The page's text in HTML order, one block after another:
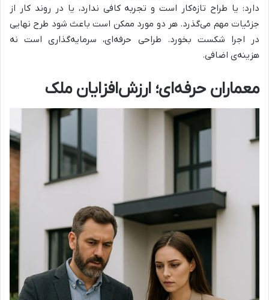
دارد: یا طراح تازه‌کار است و تجربه کافی ندارد، یا در روند کار از
جزئیات مهم می‌گذرد. هر دو مورد ممکن است باعث شود طرح نهایی
در اجرا شکست بخورد. طراحی حرفه‌ای، سرمایه‌گذاری است نه
هزینه‌ی اضافی.
معماران حرفه‌ای؛ ارزش‌افزایان ملک